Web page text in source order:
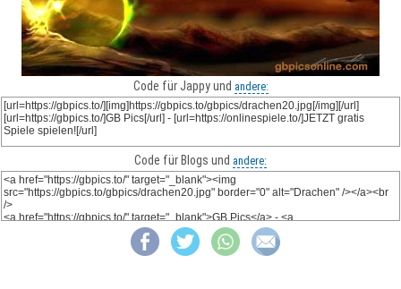
Code für Jappy und andere:
Code für Blogs und andere: